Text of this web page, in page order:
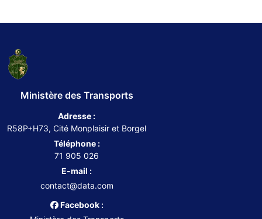
Ministère des Transports
Adresse :
R58P+H73, Cité Monplaisir et Borgel
Téléphone :
71 905 026
E-mail :
contact@data.com
Facebook :